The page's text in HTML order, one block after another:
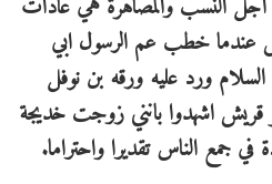
النسب والمصاهرة هي عادات
عندما خطب عم الرسول ابي
ورد عليه ورقه بن نوفل
اشهدوا بانني زوجت خديجة
في جمع الناس تقديرا واحتراما.